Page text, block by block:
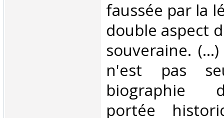
faussée par la
double aspect
souveraine.
n'est pas
biographie
portée